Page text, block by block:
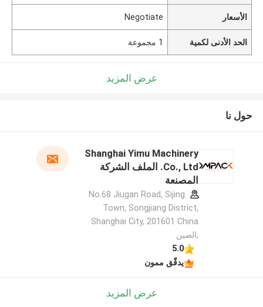
الأسعار Negotiate
الحد الأدنى لكمية 1 مجموعة
عرض المزيد
حول نا
Shanghai Yimu Machinery
Co., Ltd. الملف الشركة
المصنعة
No.68 Jiugan Road, Sijing
Town, Songjiang District,
Shanghai City, 201601 China
,الصين
5.0
يدقّق ممون
عرض المزيد